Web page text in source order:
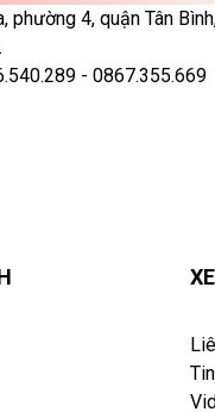
phường 4, quận Tân
- 0867.355.669